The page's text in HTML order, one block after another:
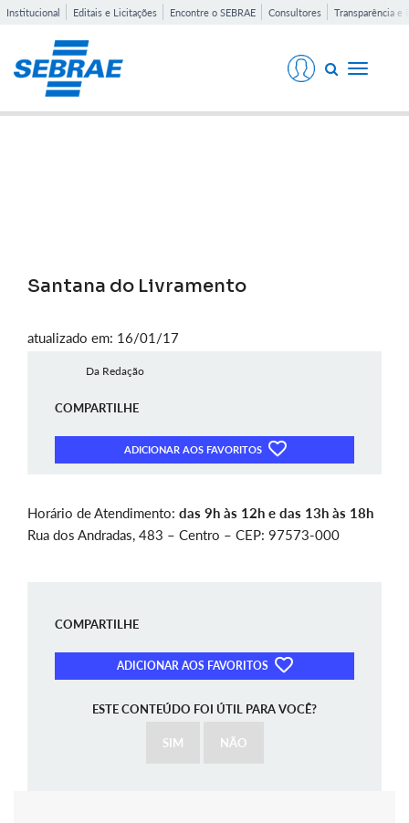
Institucional Editais e Licitações Encontre o SEBRAE Consultores Transparência e
Toggle
Santana do Livramento
atualizado em: 16/01/17
Da Redação
COMPARTILHE
ADICIONAR AOS FAVORITOS
Horário de Atendimento: das 9h às 12h e das 13h às 18h
Rua dos Andradas, 483 – Centro – CEP: 97573-000
COMPARTILHE
ADICIONAR AOS FAVORITOS
ESTE CONTEÚDO FOI ÚTIL PARA VOCÊ?
SIM NÃO